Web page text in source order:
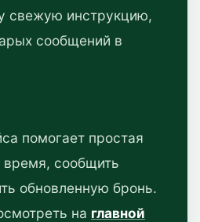
свежую инструкцию,
сообщений в
помогает простая
время, сообщить
обновленную бронь.
на главной